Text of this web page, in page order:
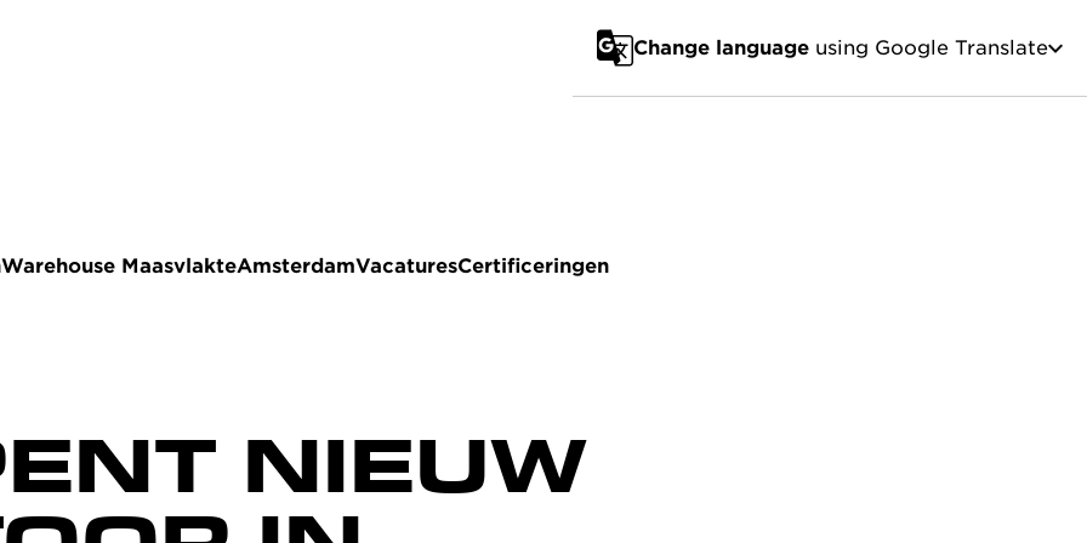
Warehouse MaasvlakteAmsterdamVacaturesCertificeringen
Change language using Google Translate
NIEUW